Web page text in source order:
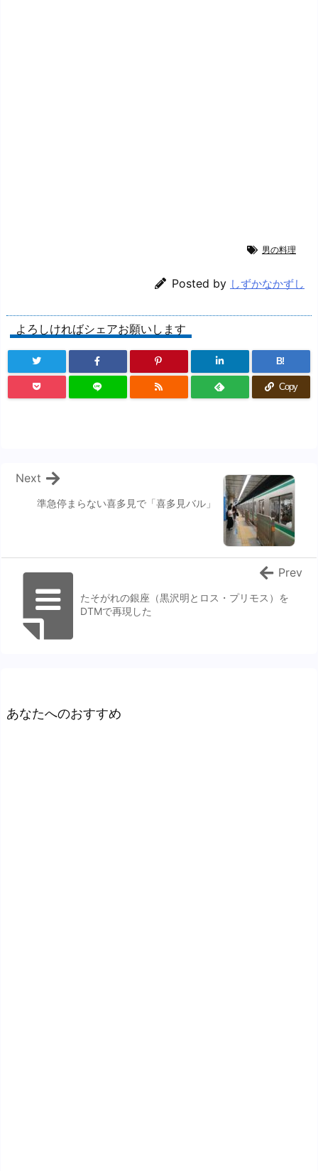
男の料理
Posted by しずかなかずし
よろしければシェアお願いします
B!
Copy
準急停まらない喜多見で「喜多見バル」
Next
たそがれの銀座（黒沢明とロス・プリモス）を
DTMで再現した
Prev
あなたへのおすすめ